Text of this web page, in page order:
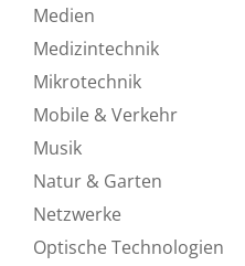
Medien
Medizintechnik
Mikrotechnik
Mobile & Verkehr
Musik
Natur & Garten
Netzwerke
Optische Technologien